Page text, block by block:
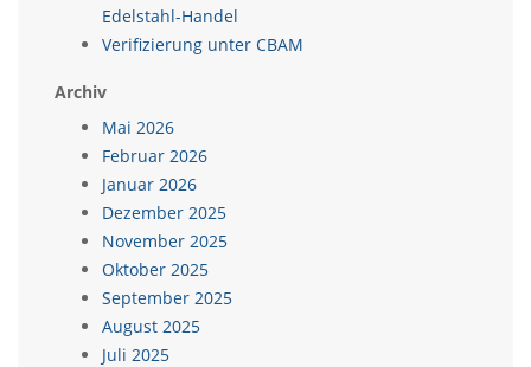
Edelstahl-Handel
Verifizierung unter CBAM
Archiv
Mai 2026
Februar 2026
Januar 2026
Dezember 2025
November 2025
Oktober 2025
September 2025
August 2025
Juli 2025